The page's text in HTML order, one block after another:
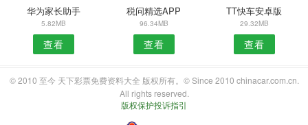
华为家长助手
5.82MB
查看
税问精选APP
96.34MB
查看
TT快车安卓版
29.32MB
查看
© 2010 至今 天下彩票免费资料大全 版权所有。© Since 2010 chinacar.com.cn.
All rights reserved.
版权保护投诉指引